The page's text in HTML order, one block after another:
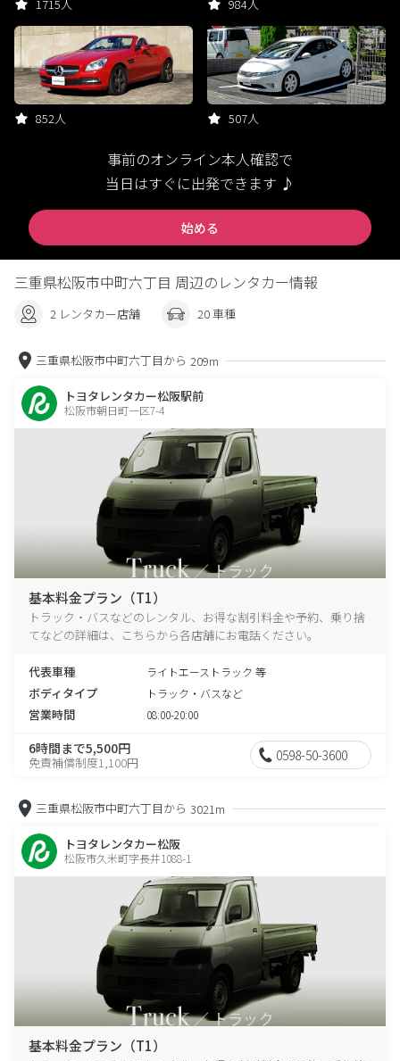
1715人 984人
852人 507人
事前のオンライン本人確認で
当日はすぐに出発できます ♪
始める
三重県松阪市中町六丁目 周辺のレンタカー情報
2 レンタカー店舗 20 車種
三重県松阪市中町六丁目から 209m
トヨタレンタカー松阪駅前
松阪市朝日町一区7-4
基本料金プラン（T1）
トラック・バスなどのレンタル、お得な割引料金や予約、乗り捨
てなどの詳細は、こちらから各店舗にお電話ください。
代表車種 ライトエーストラック 等
ボディタイプ トラック・バスなど
営業時間 08:00-20:00
6時間まで5,500円
免責補償制度1,100円 0598-50-3600
三重県松阪市中町六丁目から 3021m
トヨタレンタカー松阪
松阪市久米町字長井1088-1
基本料金プラン（T1）